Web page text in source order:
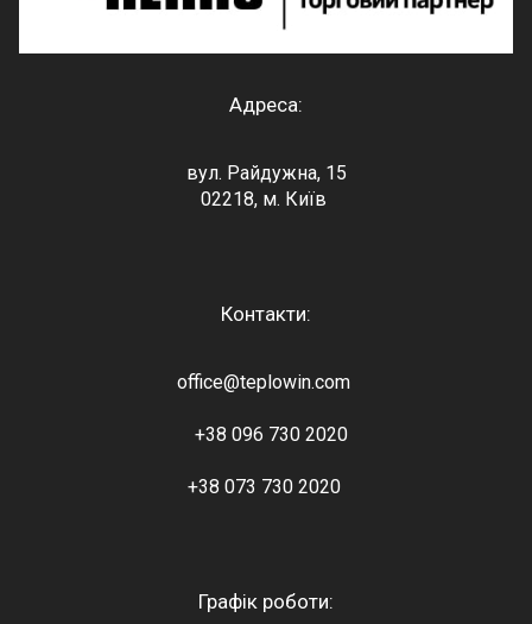
Адреса:
вул. Райдужна, 15
02218, м. Київ
Контакти:
office@teplowin.com
+38 096 730 2020
+38 073 730 2020
Графік роботи: